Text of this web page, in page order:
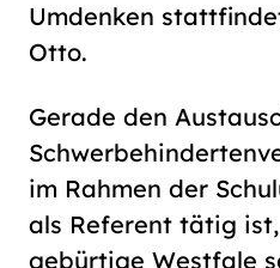
Umdenken
Otto.
Gerade den
im Rahmen der
als Referent tätig
gebürtige Westfale